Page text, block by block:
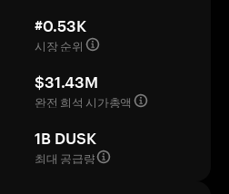
#0.53K
시장 순위
$31.43M
완전 희석 시가총액
1B DUSK
최대 공급량